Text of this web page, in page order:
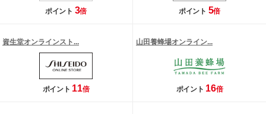
ポイント 3倍 ポイント 5倍
資生堂オンラインスト...
ポイント 11倍
山田養蜂場オンライン...
ポイント 16倍